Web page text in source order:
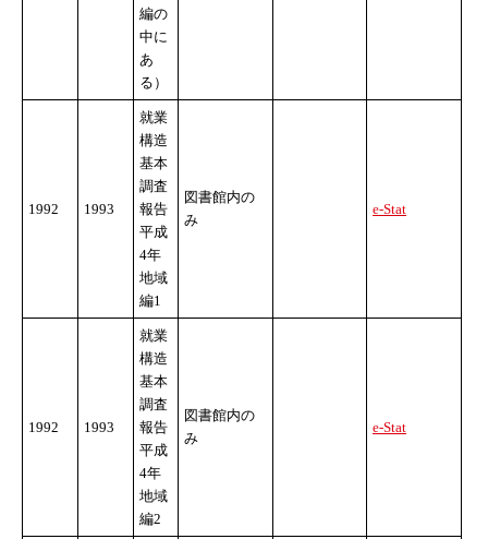
編の
中に
あ
る）
1992 1993
就業
構造
基本
調査
報告
平成
4年
地域
編1
図書館内の
み
e-Stat
1992 1993
就業
構造
基本
調査
報告
平成
4年
地域
編2
図書館内の
み
e-Stat